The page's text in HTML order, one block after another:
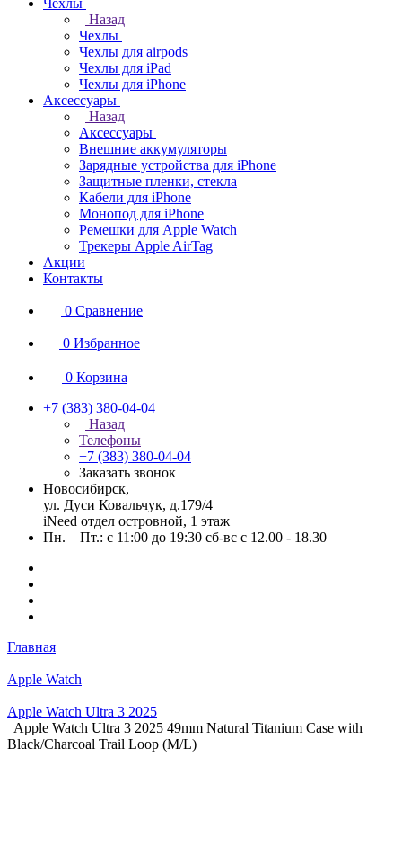
Чехлы
Назад
Чехлы
Чехлы для airpods
Чехлы для iPad
Чехлы для iPhone
Аксессуары
Назад
Аксессуары
Внешние аккумуляторы
Зарядные устройства для iPhone
Защитные пленки, стекла
Кабели для iPhone
Монопод для iPhone
Ремешки для Apple Watch
Трекеры Apple AirTag
Акции
Контакты
0 Сравнение
0 Избранное
0 Корзина
+7 (383) 380-04-04
Назад
Телефоны
+7 (383) 380-04-04
Заказать звонок
Новосибирск,
ул. Дуси Ковальчук, д.179/4
iNeed отдел островной, 1 этаж
Пн. – Пт.: с 11:00 до 19:30 сб-вс с 12.00 - 18.30
Главная
Apple Watch
Apple Watch Ultra 3 2025
Apple Watch Ultra 3 2025 49mm Natural Titanium Case with
Black/Charcoal Trail Loop (M/L)